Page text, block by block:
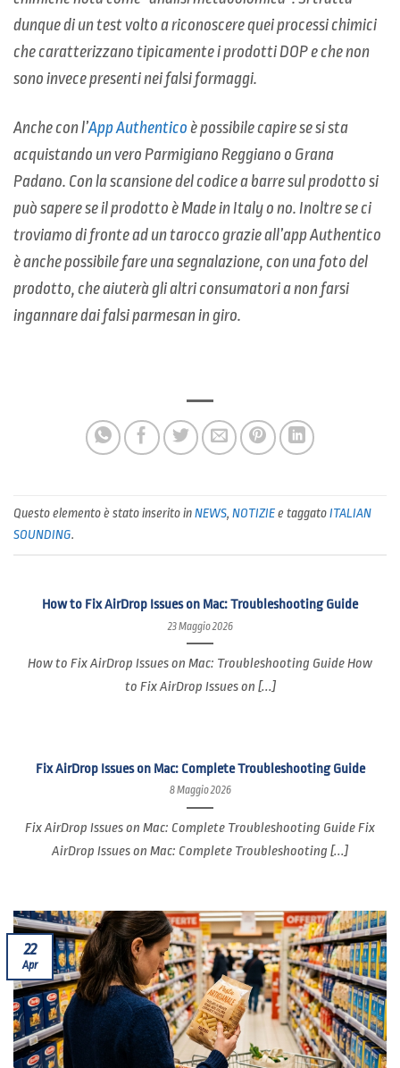
dunque di un test volto a riconoscere quei processi chimici
che caratterizzano tipicamente i prodotti DOP e che non
sono invece presenti nei falsi formaggi.
Anche con l’App Authentico è possibile capire se si sta
acquistando un vero Parmigiano Reggiano o Grana
Padano. Con la scansione del codice a barre sul prodotto si
può sapere se il prodotto è Made in Italy o no. Inoltre se ci
troviamo di fronte ad un tarocco grazie all’app Authentico
è anche possibile fare una segnalazione, con una foto del
prodotto, che aiuterà gli altri consumatori a non farsi
ingannare dai falsi parmesan in giro.
Questo elemento è stato inserito inNEWS, NOTIZIEe taggatoITALIAN
SOUNDING.
How to Fix AirDrop Issues on Mac: Troubleshooting Guide
23 Maggio 2026
How to Fix AirDrop Issues on Mac: Troubleshooting Guide How
to Fix AirDrop Issues on [...]
Fix AirDrop Issues on Mac: Complete Troubleshooting Guide
8 Maggio 2026
Fix AirDrop Issues on Mac: Complete Troubleshooting Guide Fix
AirDrop Issues on Mac: Complete Troubleshooting [...]
22
Apr